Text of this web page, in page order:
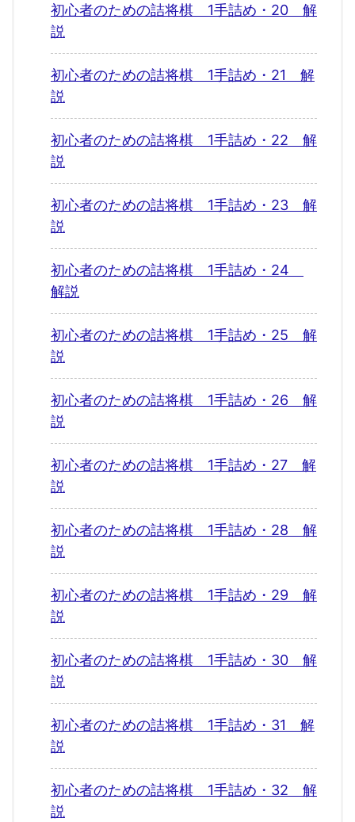
初心者のための詰将棋 1手詰め・20 解
説
初心者のための詰将棋 1手詰め・21 解
説
初心者のための詰将棋 1手詰め・22 解
説
初心者のための詰将棋 1手詰め・23 解
説
初心者のための詰将棋 1手詰め・24
解説
初心者のための詰将棋 1手詰め・25 解
説
初心者のための詰将棋 1手詰め・26 解
説
初心者のための詰将棋 1手詰め・27 解
説
初心者のための詰将棋 1手詰め・28 解
説
初心者のための詰将棋 1手詰め・29 解
説
初心者のための詰将棋 1手詰め・30 解
説
初心者のための詰将棋 1手詰め・31 解
説
初心者のための詰将棋 1手詰め・32 解
説